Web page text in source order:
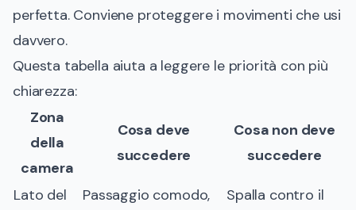
perfetta. Conviene proteggere i movimenti che usi
davvero.
Questa tabella aiuta a leggere le priorità con più
chiarezza:
Zona
della
camera
Cosa deve
succedere
Cosa non deve
succedere
Lato del
Passaggio comodo,
Spalla contro il